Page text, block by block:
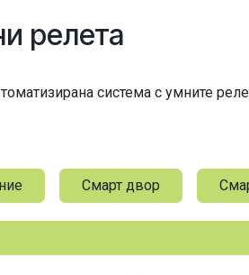
релета
система с умните
Смарт двор